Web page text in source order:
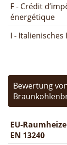
F - Crédit
énergétique
I -
Bewertung
EU-
EN 13240